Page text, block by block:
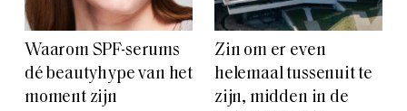
Waarom SPF-serums
dé beautyhype van het
moment zijn
Zin om er even
helemaal tussenuit te
zijn, midden in de